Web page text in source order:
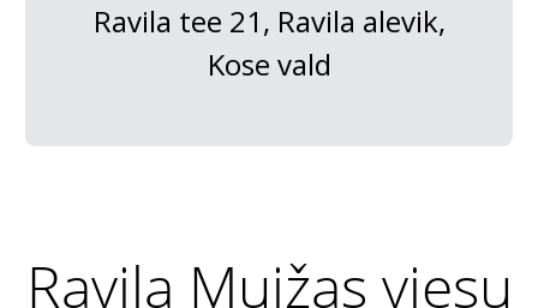
Ravila tee 21, Ravila alevik,
Kose vald
Ravila Muižas viesu